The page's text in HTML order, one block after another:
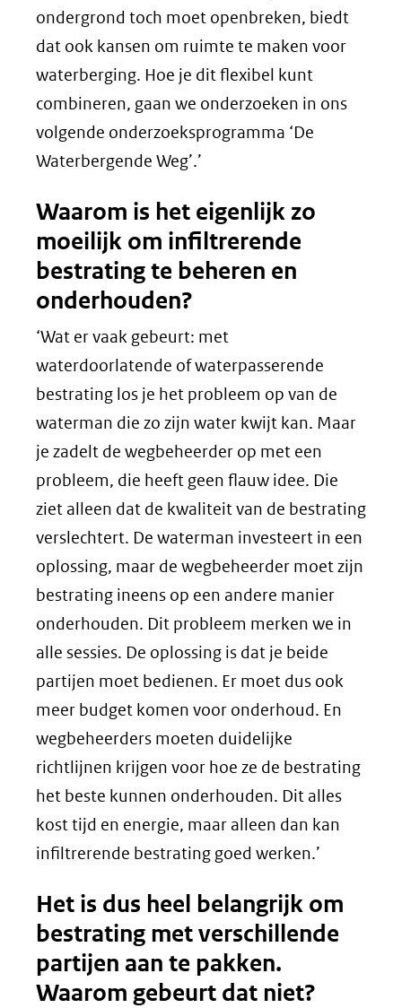
ondergrond toch moet openbreken, biedt
dat ook kansen om ruimte te maken voor
waterberging. Hoe je dit flexibel kunt
combineren, gaan we onderzoeken in ons
volgende onderzoeksprogramma ‘De
Waterbergende Weg’.’
Waarom is het eigenlijk zo
moeilijk om infiltrerende
bestrating te beheren en
onderhouden?
‘Wat er vaak gebeurt: met
waterdoorlatende of waterpasserende
bestrating los je het probleem op van de
waterman die zo zijn water kwijt kan. Maar
je zadelt de wegbeheerder op met een
probleem, die heeft geen flauw idee. Die
ziet alleen dat de kwaliteit van de bestrating
verslechtert. De waterman investeert in een
oplossing, maar de wegbeheerder moet zijn
bestrating ineens op een andere manier
onderhouden. Dit probleem merken we in
alle sessies. De oplossing is dat je beide
partijen moet bedienen. Er moet dus ook
meer budget komen voor onderhoud. En
wegbeheerders moeten duidelijke
richtlijnen krijgen voor hoe ze de bestrating
het beste kunnen onderhouden. Dit alles
kost tijd en energie, maar alleen dan kan
infiltrerende bestrating goed werken.’
Het is dus heel belangrijk om
bestrating met verschillende
partijen aan te pakken.
Waarom gebeurt dat niet?